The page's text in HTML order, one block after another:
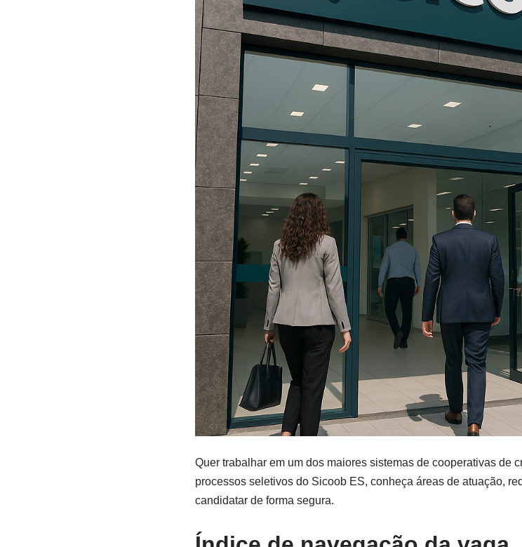
Quer trabalhar em um dos maiores sistemas de cooperativas de
processos seletivos do Sicoob ES, conheça áreas de atuação,
candidatar de forma segura.